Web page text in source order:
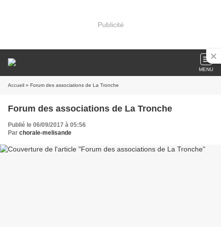
Publicité
MENU
Accueil » Forum des associations de La Tronche
Forum des associations de La Tronche
Publié le 06/09/2017 à 05:56
Par chorale-melisande